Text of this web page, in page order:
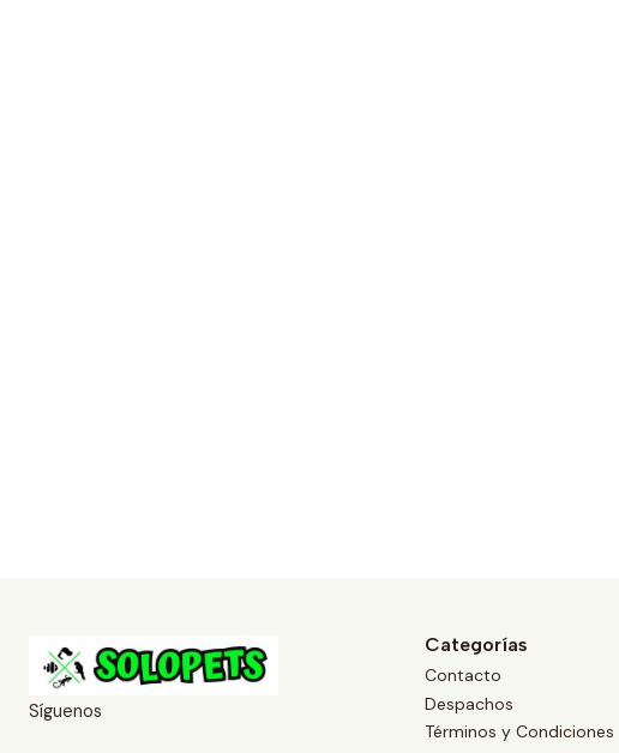
Síguenos
Categorías
Contacto
Despachos
Términos y Condiciones